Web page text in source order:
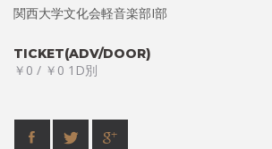
関西大学文化会軽音楽部I部
TICKET(ADV/DOOR)
￥0 / ￥0 1D別